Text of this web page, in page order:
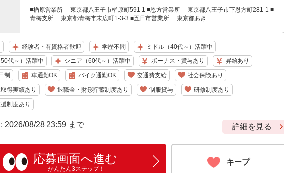
■楢原営業所 東京都八王子市楢原町591-1 ■恩方営業所 東京都八王子市下恩方町281-1 ■
青梅支所 東京都青梅市末広町1-3-3 ■五日市営業所 東京都あき...
経験者・有資格者歓迎 学歴不問 ミドル（40代～）活躍中
代～）活躍中 シニア（60代～）活躍中 ボーナス・賞与あり 昇給あり
制 車通勤OK バイク通勤OK 交通費支給 社会保険あり
得実績あり 退職金・財形貯蓄制度あり 制服貸与 研修制度あり
制度あり
2026/08/28 23:59 まで 詳細を見る
応募画面へ進む
かんたん3ステップ！
キープ